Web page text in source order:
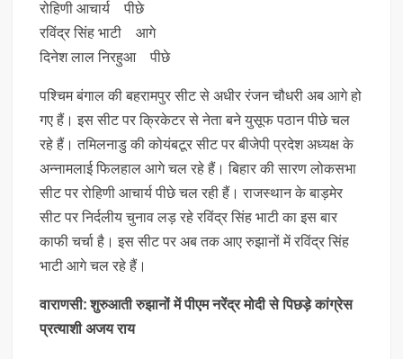
रोहिणी आचार्य पीछे
रविंद्र सिंह भाटी आगे
दिनेश लाल निरहुआ पीछे
पश्चिम बंगाल की बहरामपुर सीट से अधीर रंजन चौधरी अब आगे हो
गए हैं। इस सीट पर क्रिकेटर से नेता बने युसूफ पठान पीछे चल
रहे हैं। तमिलनाडु की कोयंबटूर सीट पर बीजेपी प्रदेश अध्यक्ष के
अन्नामलाई फिलहाल आगे चल रहे हैं। बिहार की सारण लोकसभा
सीट पर रोहिणी आचार्य पीछे चल रही हैं। राजस्थान के बाड़मेर
सीट पर निर्दलीय चुनाव लड़ रहे रविंद्र सिंह भाटी का इस बार
काफी चर्चा है। इस सीट पर अब तक आए रुझानों में रविंद्र सिंह
भाटी आगे चल रहे हैं।
वाराणसी: शुरुआती रुझानों में पीएम नरेंद्र मोदी से पिछड़े कांग्रेस
प्रत्याशी अजय राय